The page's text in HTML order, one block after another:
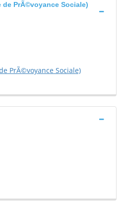
de PrÃ©voyance Sociale)
PrÃ©voyance Sociale)